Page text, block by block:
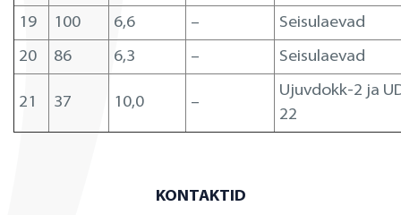
19
100 6,6 –
Seisulaevad
20
86 6,3 – Seisulaevad
21 37 10,0 –
Ujuvdokk-2 ja
22
KONTAKTID